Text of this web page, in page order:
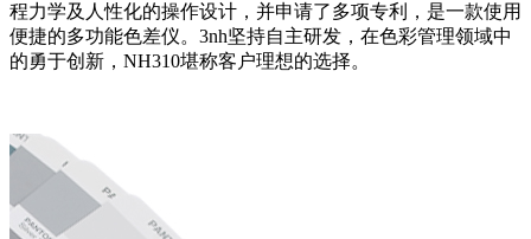
程力学及人性化的操作设计，并申请了多项专利，是一款使用
便捷的多功能色差仪。3nh坚持自主研发，在色彩管理领域中
的勇于创新，NH310堪称客户理想的选择。